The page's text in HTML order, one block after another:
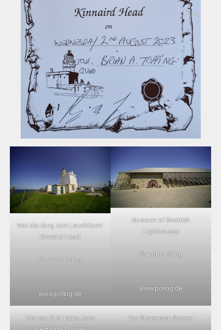
Von der Burg zum Leuchtturm:
Kinnaird Head
© Andre Poling
www.poling.de
Museum of Scottish
Lighthouses
© Andre Poling
www.poling.de
Die von RLS Tante Jane
Der Stevenson Screen